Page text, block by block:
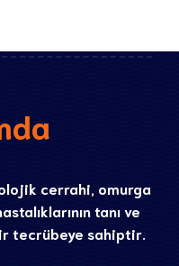
cerrahi, omurga
tanı ve
tecrübeye sahiptir.